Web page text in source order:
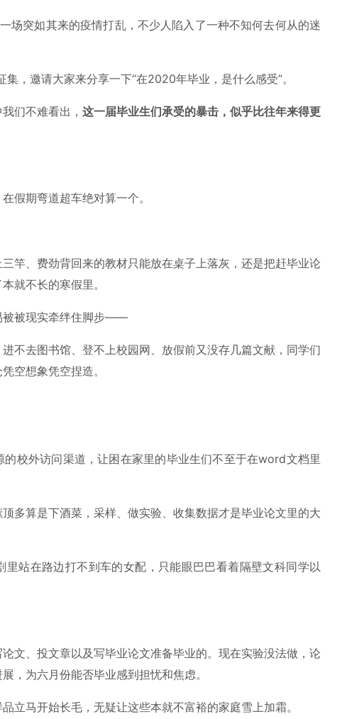
场突如其来的疫情打乱，不少人陷入了一种不知何去何从的迷
，邀请大家来分享一下“在2020年毕业，是什么感受”。
们不难看出， 这一届毕业生们承受的暴击，似乎比往年来得更
假期弯道超车绝对算一个。
竿、费劲背回来的教材只能放在桌子上落灰，还是把赶毕业论
就不长的寒假里。
被被现实牵绊住脚步——
不去图书馆、登不上校园网、放假前又没存几篇文献，同学们
空想象凭空捏造。
校外访问渠道，让困在家里的毕业生们不至于在word文档里
多算是下酒菜，采样、做实验、收集数据才是毕业论文里的大
里站在路边打不到车的女配，只能眼巴巴看着隔壁文科同学以
文、投文章以及写毕业论文准备毕业的。现在实验没法做，论
，为六月份能否毕业感到担忧和焦虑。
立马开始长毛，无疑让这些本就不富裕的家庭雪上加霜。